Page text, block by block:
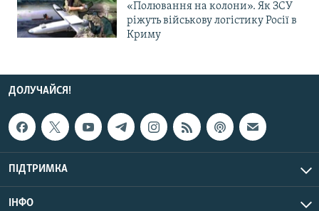
«Полювання на колони». Як ЗСУ
ріжуть військову логістику Росії в
Криму
ДОЛУЧАЙСЯ!
ПІДТРИМКА
ІНФО